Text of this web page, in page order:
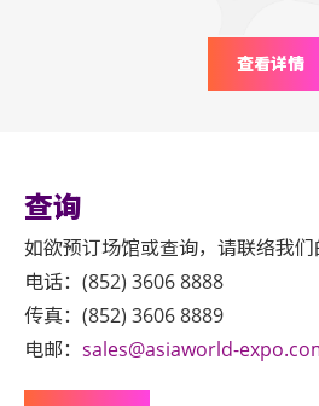
查看详情
查询
如欲预订场馆或查询，请联络我们
电话：(852) 3606 8888
传真：(852) 3606 8889
电邮： sales@asiaworld-